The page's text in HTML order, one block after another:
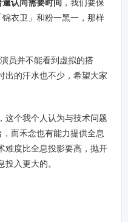
认同需要时间 ，我们要保
衣卫」和粉一黑一，那样
员并不能看到虚拟的搭
出的汗水也不少，希望大家
这个我个人认为与技术问题
而禾念也有能力提供全息
难度比全息投影要高，抛开
入更大的。